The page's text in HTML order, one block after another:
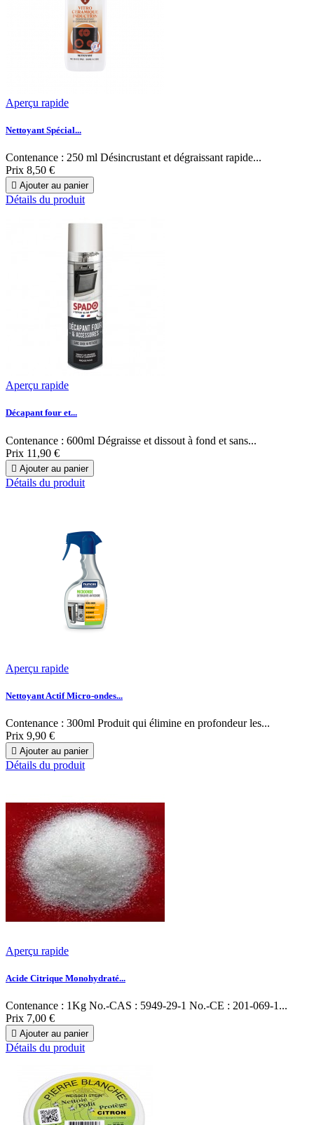
Aperçu rapide
Nettoyant Spécial...
Contenance : 250 ml Désincrustant et dégraissant rapide...
Prix 8,50 €
 Ajouter au panier
Détails du produit
Aperçu rapide
Décapant four et...
Contenance : 600ml Dégraisse et dissout à fond et sans...
Prix 11,90 €
 Ajouter au panier
Détails du produit
Aperçu rapide
Nettoyant Actif Micro-ondes...
Contenance : 300ml Produit qui élimine en profondeur les...
Prix 9,90 €
 Ajouter au panier
Détails du produit
Aperçu rapide
Acide Citrique Monohydraté...
Contenance : 1Kg No.-CAS : 5949-29-1 No.-CE : 201-069-1...
Prix 7,00 €
 Ajouter au panier
Détails du produit